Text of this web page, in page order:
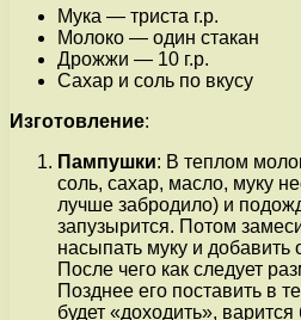
Мука — триста г.р.
Молоко — один стакан
Дрожжи — 10 г.р.
Сахар и соль по вкусу
Изготовление:
Пампушки: В теплом
соль, сахар, масло, муку
лучше забродило) и
запузырится. Потом
насыпать муку и добавить
После чего как следует
Позднее его поставить в
будет «доходить»,